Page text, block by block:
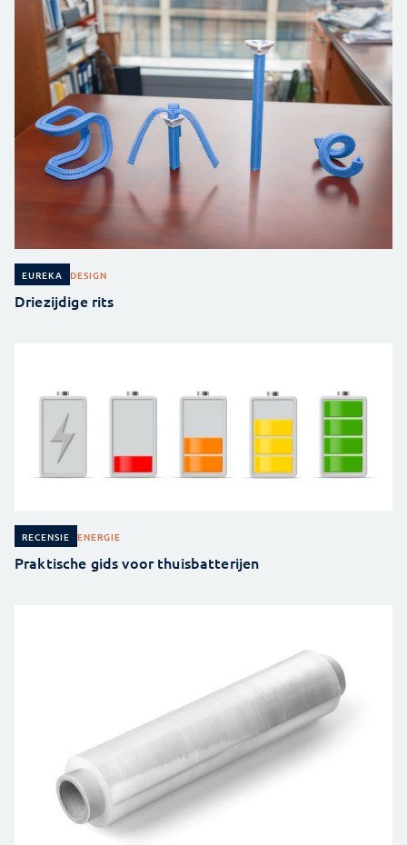
EUREKA DESIGN
Driezijdige rits
RECENSIE ENERGIE
Praktische gids voor thuisbatterijen